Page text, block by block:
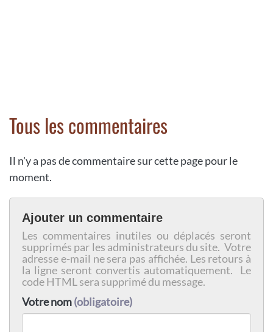
Tous les commentaires
Il n'y a pas de commentaire sur cette page pour le
moment.
Ajouter un commentaire
Les commentaires inutiles ou déplacés seront
supprimés par les administrateurs du site. Votre
adresse e-mail ne sera pas affichée. Les retours à
la ligne seront convertis automatiquement. Le
code HTML sera supprimé du message.
Votre nom(obligatoire)